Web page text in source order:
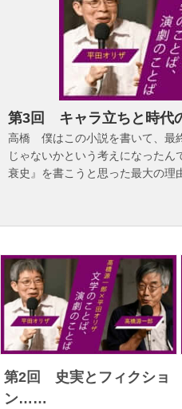
第3回 キャラ立ちと時
高橋 僕はこの小説を書いて、最
じゃないかという考えになった
衰史』を書こうと思った最大の理
第2回 史実とフィクショ
ン……